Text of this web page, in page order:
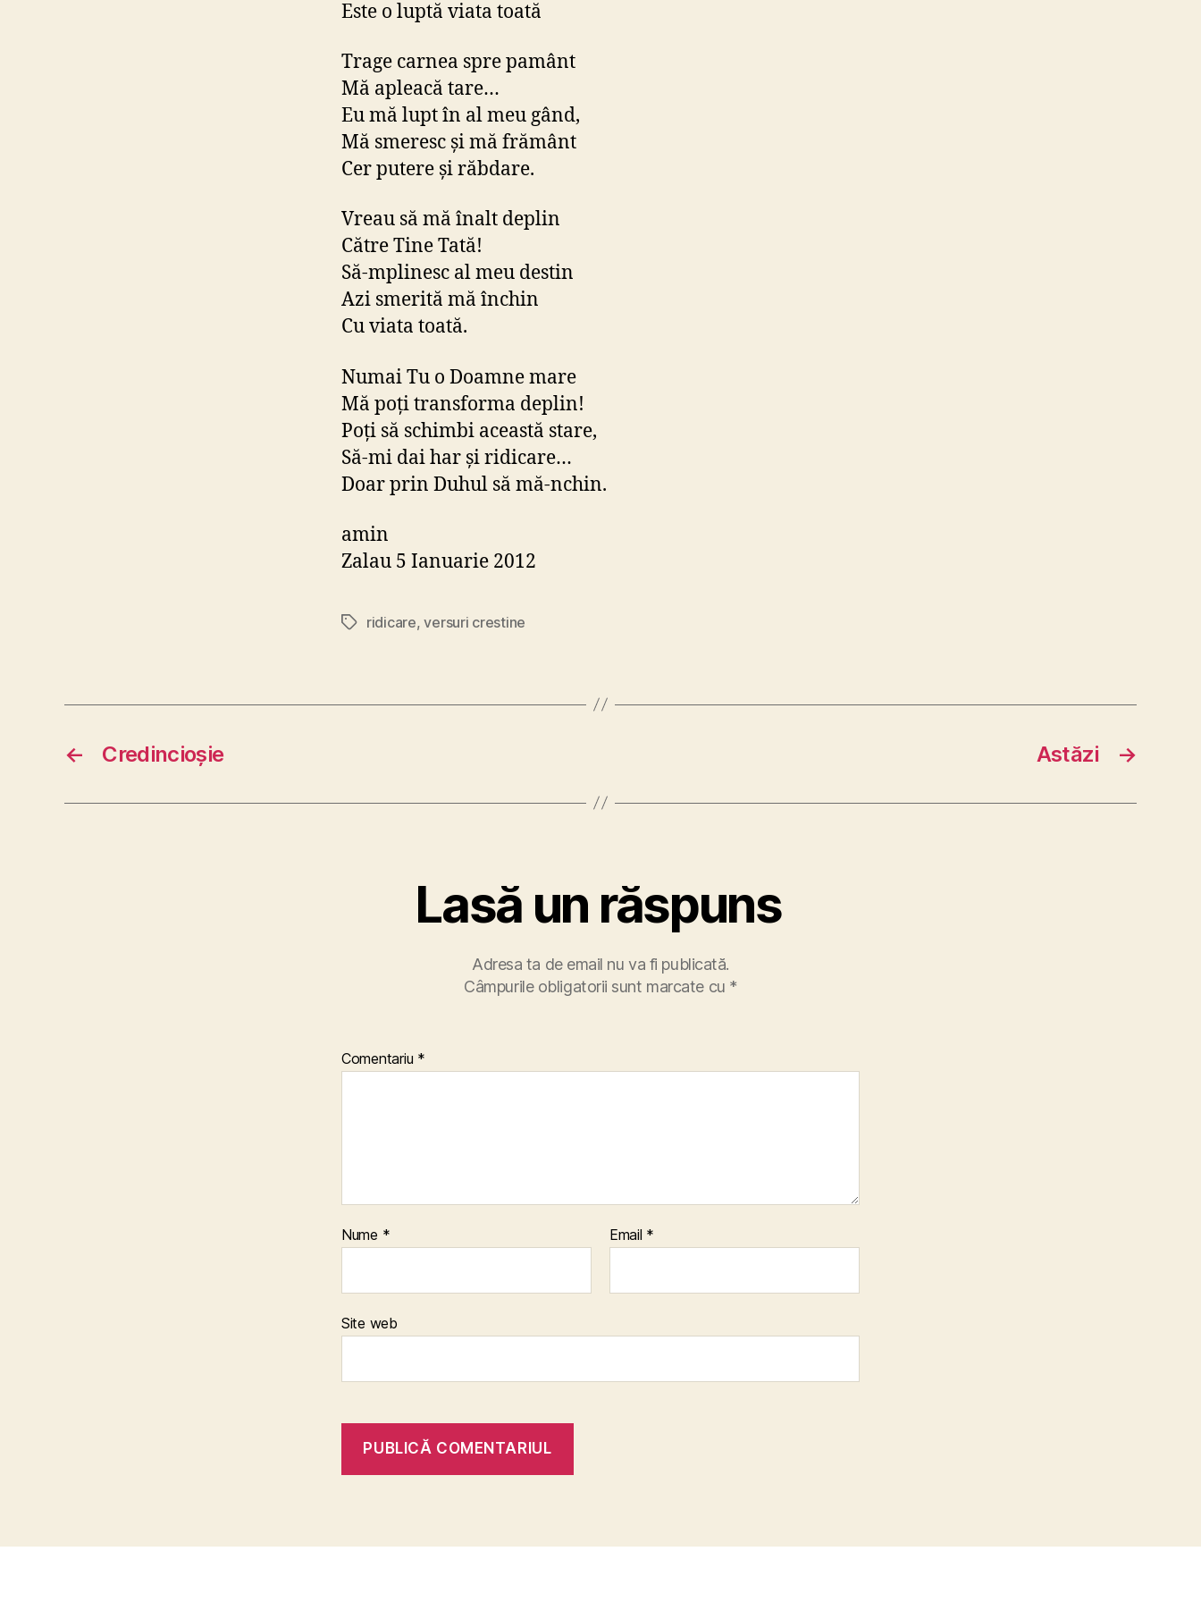
Este o luptă viata toată
Trage carnea spre pamânt
Mă apleacă tare…
Eu mă lupt în al meu gând,
Mă smeresc şi mă frământ
Cer putere şi răbdare.
Vreau să mă înalt deplin
Către Tine Tată!
Să-mplinesc al meu destin
Azi smerită mă închin
Cu viata toată.
Numai Tu o Doamne mare
Mă poţi transforma deplin!
Poţi să schimbi această stare,
Să-mi dai har şi ridicare…
Doar prin Duhul să mă-nchin.
amin
Zalau 5 Ianuarie 2012
Etichete
ridicare,versuri crestine
← Credincioşie →
Astăzi
Lasă un răspuns
Adresa ta de email nu va fi publicată.
Câmpurile obligatorii sunt marcate cu *
Comentariu *
Nume * Email *
Site web